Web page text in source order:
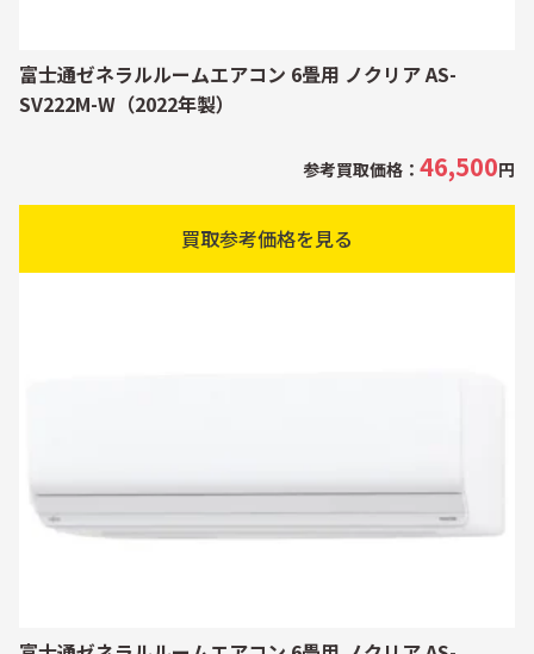
富士通ゼネラルルームエアコン 6畳用 ノクリア AS-
SV222M-W（2022年製）
参考買取価格： 46,500円
買取参考価格を見る